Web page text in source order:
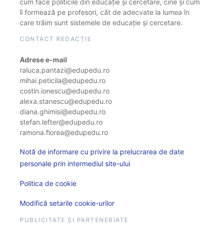
cum face politicile din educație și cercetare, cine și cum
îi formează pe profesori, cât de adecvate la lumea în
care trăim sunt sistemele de educație și cercetare.
CONTACT REDACȚIE
Adrese e-mail
raluca.pantazi@edupedu.ro
mihai.peticila@edupedu.ro
costin.ionescu@edupedu.ro
alexa.stanescu@edupedu.ro
diana.ghimisi@edupedu.ro
stefan.lefter@edupedu.ro
ramona.florea@edupedu.ro
Notă de informare cu privire la prelucrarea de date
personale prin intermediul site-ului
Politica de cookie
Modifică setarile cookie-urilor
PUBLICITATE ȘI PARTENERIATE